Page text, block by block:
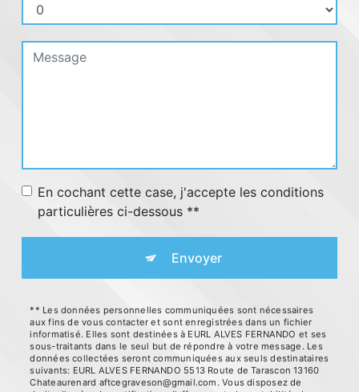
En cochant cette case, j'accepte les conditions
particulières ci-dessous **
Envoyer
** Les données personnelles communiquées sont nécessaires
aux fins de vous contacter et sont enregistrées dans un fichier
informatisé. Elles sont destinées à EURL ALVES FERNANDO et ses
sous-traitants dans le seul but de répondre à votre message. Les
données collectées seront communiquées aux seuls destinataires
suivants: EURL ALVES FERNANDO 5513 Route de Tarascon 13160
Chateaurenard aftcegraveson@gmail.com. Vous disposez de